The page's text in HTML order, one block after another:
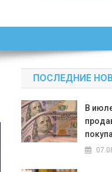
ПОСЛЕДНИЕ
В